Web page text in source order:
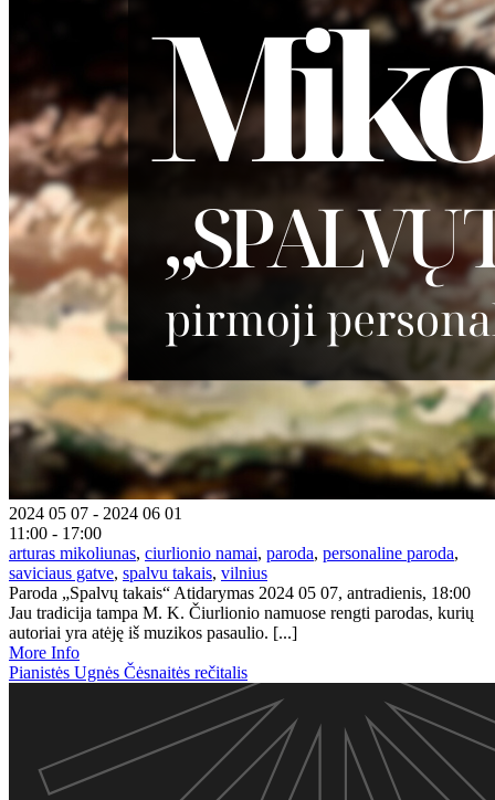
2024 05 07 - 2024 06 01
11:00 - 17:00
arturas mikoliunas, ciurlionio namai, paroda, personaline paroda,
saviciaus gatve, spalvu takais, vilnius
Paroda „Spalvų takais“ Atidarymas 2024 05 07, antradienis, 18:00
Jau tradicija tampa M. K. Čiurlionio namuose rengti parodas, kurių
autoriai yra atėję iš muzikos pasaulio. [...]
More Info
Pianistės Ugnės Čėsnaitės rečitalis